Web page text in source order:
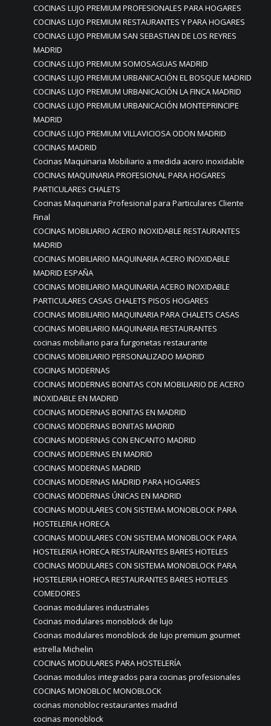
COCINAS LUJO PREMIUM PROFESIONALES PARA HOGARES
COCINAS LUJO PREMIUM RESTAURANTES Y PARA HOGARES
COCINAS LUJO PREMIUM SAN SEBASTIAN DE LOS REYRES
MADRID
COCINAS LUJO PREMIUM SOMOSAGUAS MADRID
COCINAS LUJO PREMIUM URBANICACIÓN EL BOSQUE MADRID
COCINAS LUJO PREMIUM URBANICACIÓN LA FINCA MADRID
COCINAS LUJO PREMIUM URBANICACIÓN MONTEPRINCIPE
MADRID
COCINAS LUJO PREMIUM VILLAVICIOSA ODON MADRID
COCINAS MADRID
Cocinas Maquinaria Mobiliario a medida acero inoxidable
COCINAS MAQUINARIA PROFESIONAL PARA HOGARES
PARTICULARES CHALETS
Cocinas Maquinaria Profesional para Particulares Cliente
Final
COCINAS MOBILIARIO ACERO INOXIDABLE RESTAURANTES
MADRID
COCINAS MOBILIARIO MAQUINARIA ACERO INOXIDABLE
MADRID ESPAÑA
COCINAS MOBILIARIO MAQUINARIA ACERO INOXIDABLE
PARTICULARES CASAS CHALETS PISOS HOGARES
COCINAS MOBILIARIO MAQUINARIA PARA CHALETS CASAS
COCINAS MOBILIARIO MAQUINARIA RESTAURANTES
cocinas mobiliario para furgonetas restaurante
COCINAS MOBILIARIO PERSONALIZADO MADRID
COCINAS MODERNAS
COCINAS MODERNAS BONITAS CON MOBILIARIO DE ACERO
INOXIDABLE EN MADRID
COCINAS MODERNAS BONITAS EN MADRID
COCINAS MODERNAS BONITAS MADRID
COCINAS MODERNAS CON ENCANTO MADRID
COCINAS MODERNAS EN MADRID
COCINAS MODERNAS MADRID
COCINAS MODERNAS MADRID PARA HOGARES
COCINAS MODERNAS ÚNICAS EN MADRID
COCINAS MODULARES CON SISTEMA MONOBLOCK PARA
HOSTELERIA HORECA
COCINAS MODULARES CON SISTEMA MONOBLOCK PARA
HOSTELERIA HORECA RESTAURANTES BARES HOTELES
COCINAS MODULARES CON SISTEMA MONOBLOCK PARA
HOSTELERIA HORECA RESTAURANTES BARES HOTELES
COMEDORES
Cocinas modulares industriales
Cocinas modulares monoblock de lujo
Cocinas modulares monoblock de lujo premium gourmet
estrella Michelin
COCINAS MODULARES PARA HOSTELERÍA
Cocinas modulos integrados para cocinas profesionales
COCINAS MONOBLOC MONOBLOCK
cocinas monobloc restaurantes madrid
cocinas monoblock